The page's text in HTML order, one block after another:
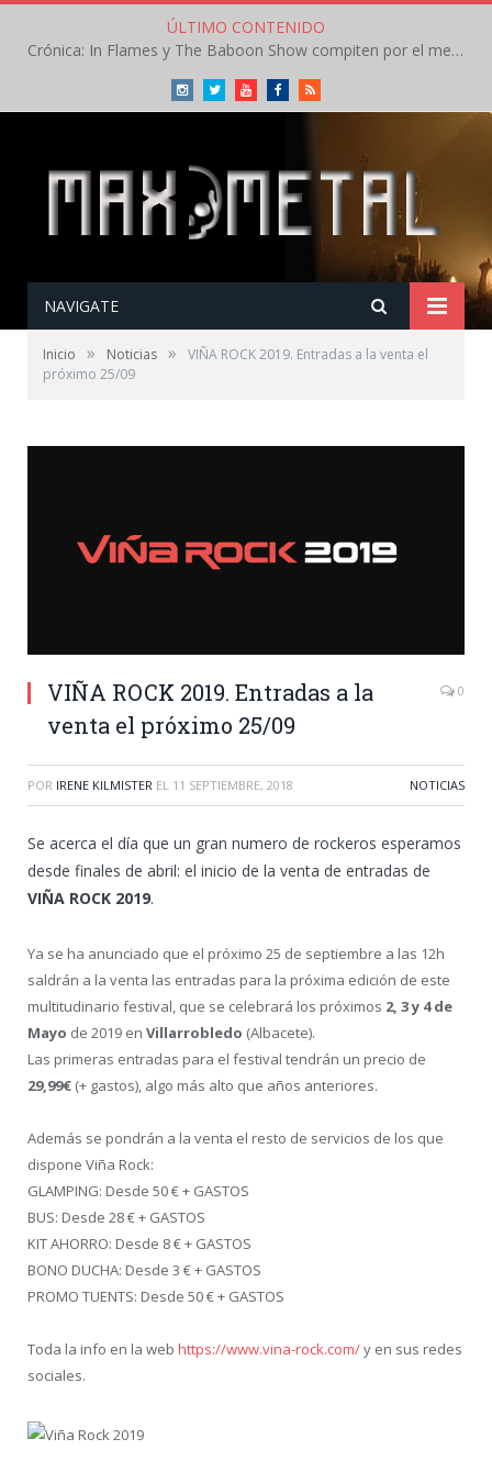
ÚLTIMO CONTENIDO
Crónica: In Flames y The Baboon Show compiten por el mejor concierto del día en el Leyendas del Rock – Viernes – Agosto 2026
InstagramTwitterYoutubeFacebookRSS
NAVIGATE
Inicio » Noticias »
VIÑA ROCK 2019. Entradas a la venta el
próximo 25/09
VIÑA ROCK 2019. Entradas a la
venta el próximo 25/09
0
POR IRENE KILMISTER EL 11 SEPTIEMBRE, 2018 NOTICIAS
Se acerca el día que un gran numero de rockeros esperamos
desde finales de abril: el inicio de la venta de entradas de
VIÑA ROCK 2019.
Ya se ha anunciado que el próximo 25 de septiembre a las 12h
saldrán a la venta las entradas para la próxima edición de este
multitudinario festival, que se celebrará los próximos 2, 3 y 4 de
Mayo de 2019 en Villarrobledo (Albacete).
Las primeras entradas para el festival tendrán un precio de
29,99€ (+ gastos), algo más alto que años anteriores.
Además se pondrán a la venta el resto de servicios de los que
dispone Viña Rock:
GLAMPING: Desde 50 € + GASTOS
BUS: Desde 28 € + GASTOS
KIT AHORRO: Desde 8 € + GASTOS
BONO DUCHA: Desde 3 € + GASTOS
PROMO TUENTS: Desde 50 € + GASTOS
Toda la info en la web https://www.vina-rock.com/y en sus redes
sociales.